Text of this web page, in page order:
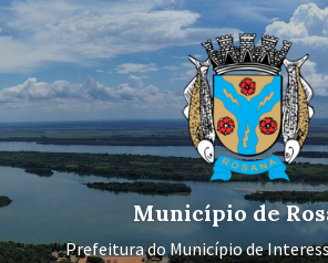
Ir
para
conteúdo
Pular
para
navegação
principal
Pular
para
rodapé
Município de
Prefeitura do Município de